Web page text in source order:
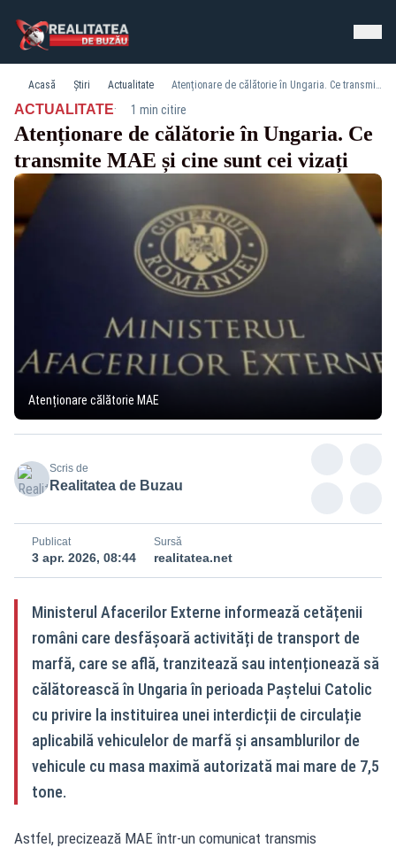
Acasă Știri Actualitate Atenționare de călătorie în Ungaria. Ce transmite MAE și cine sunt cei vizați
ACTUALITATE· 1 min citire
Atenționare de călătorie în Ungaria. Ce
transmite MAE și cine sunt cei vizați
Atenționare călătorie MAE
Scris de
Realitatea de Buzau
Publicat
3 apr. 2026, 08:44
Sursă
realitatea.net
Ministerul Afacerilor Externe informează cetățenii
români care desfășoară activități de transport de
marfă, care se află, tranzitează sau intenționează să
călătorească în Ungaria în perioada Paștelui Catolic
cu privire la instituirea unei interdicții de circulație
aplicabilă vehiculelor de marfă și ansamblurilor de
vehicule cu masa maximă autorizată mai mare de 7,5
tone.
Astfel, precizează MAE într-un comunicat transmis